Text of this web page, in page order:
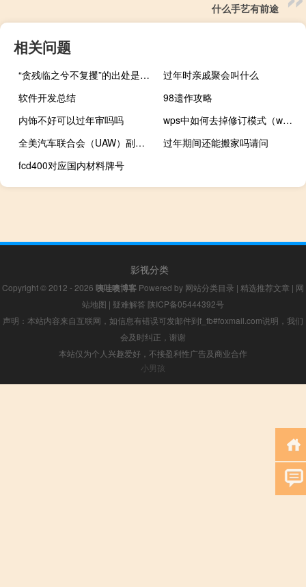
什么手艺有前途
相关问题
“贪残临之兮不复攫”的出处是哪里
过年时亲戚聚会叫什么
软件开发总结
98遗作攻略
内饰不好可以过年审吗吗
wps中如何去掉修订模式（wps修订模式怎么取消）
全美汽车联合会（UAW）副总裁：Stellantis给出的劳资谈判建议“还不够”仍希望在截止日期前达成协议
过年期间还能搬家吗请问
fcd400对应国内材料牌号
影视分类
Copyright © 2012 - 2026 咦哇噢博客 Powered by 网站分类目录 | 精选推荐文章 | 网
站地图 | 疑难解答 陕ICP备05444392号
声明：本站内容来自互联网，如信息有错误可发邮件到f_fb#foxmail.com说明，我们
会及时纠正，谢谢
本站仅为个人兴趣爱好，不接盈利性广告及商业合作
小男孩